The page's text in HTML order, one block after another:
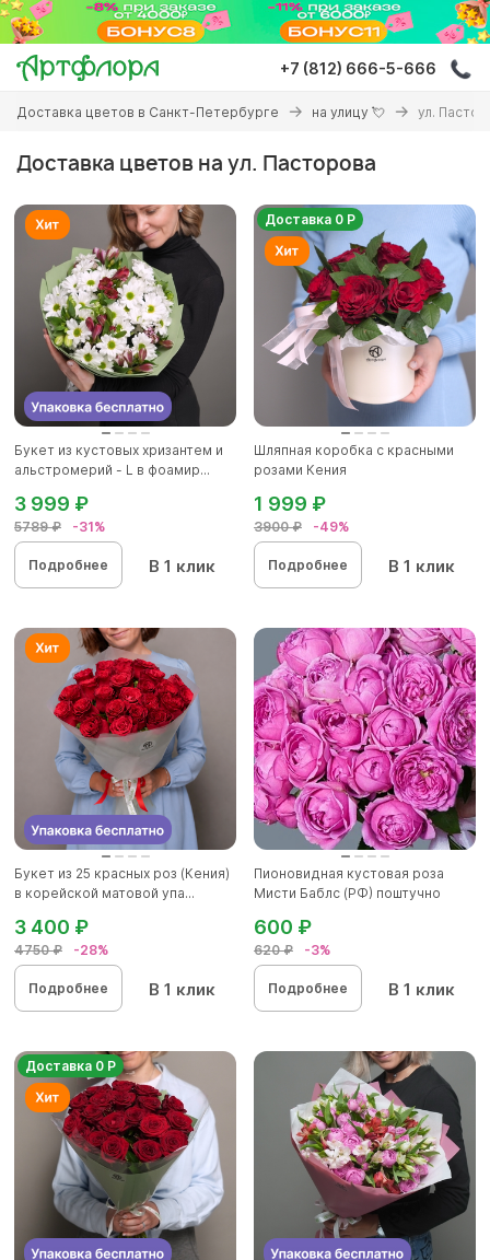
Перейти
основному
содержанию
+7 (812) 666-5-666
Вы
здесь
Доставка цветов в Санкт-Петербурге на улицу 💘 ул.
Доставка цветов на ул. Пасторова
Букет из кустовых хризантем и
альстромерий - L в фоамир...
5789 ₽ -31%
3 999 ₽
Подробнее В 1 клик
Доставка 0 Р
Шляпная коробка с красными
розами Кения
3900 ₽ -49%
1 999 ₽
Подробнее В 1 клик
Букет из 25 красных роз (Кения)
в корейской матовой упа...
4750 ₽ -28%
3 400 ₽
Подробнее В 1 клик
Пионовидная кустовая роза
Мисти Баблс (РФ) поштучно
620 ₽ -3%
600 ₽
Подробнее В 1 клик
Доставка 0 Р